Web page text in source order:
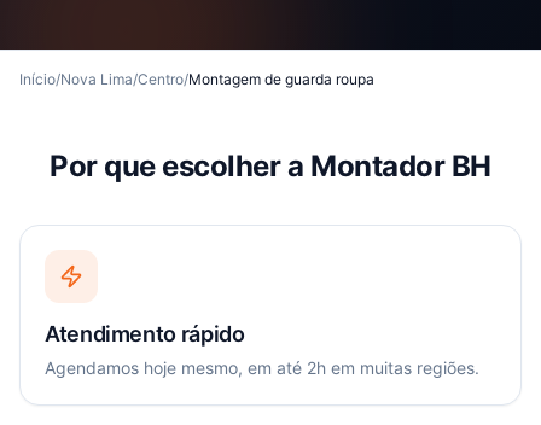
Início/Nova Lima/Centro/Montagem de guarda roupa
Por que escolher a Montador BH
Atendimento rápido
Agendamos hoje mesmo, em até 2h em muitas regiões.